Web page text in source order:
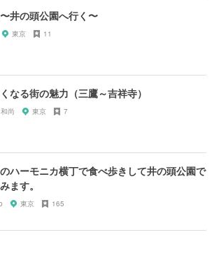
井の頭公園へ行く〜
東京 11
なる街の魅力（三鷹～吉祥寺）
尚 東京 7
ハーモニカ横丁で食べ歩きして井の頭公園で
ます。
東京 165